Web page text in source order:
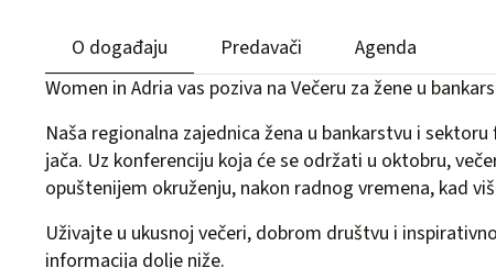
O događaju Predavači
Agenda
Women in Adria vas poziva na Večeru za žene u
Naša regionalna zajednica žena u bankarstvu i
jača. Uz konferenciju koja će se održati u oktobru,
opuštenijem okruženju, nakon radnog vremena, kad
Uživajte u ukusnoj večeri, dobrom društvu i
informacija dolje niže.